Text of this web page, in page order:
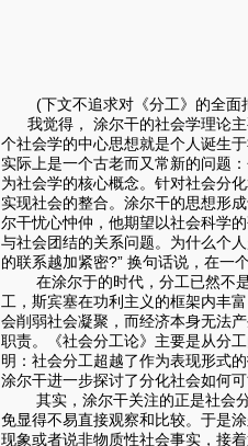
(下文不追求对《分工》的全面
我觉得， 涂尔干的社会学理论主
个社会学的中心思想就是个人诞生
实际上是一个古老而又常新的问题
为社会学的核心概念。针对社会分
实现社会的整合。涂尔干的思想形
尔干忧心忡仲，他期望以社会科学
与社会团结的关系问题。为什么个
的联系越加紧密?” 换句话说，在一
在涂尔于的时代，分工已然不是
工，斯宾塞在功利主义的框架内丰
会削弱社会凝聚，而经济本身无法
职责。《社会分工论》主要是从分
明：社会分工超越了作为表现形式
涂尔干进一步探讨了分化社会如何
其实，涂尔干关注的正是社会分
免显得不易直接观察和比较。于是
现象或者说非物质性社会事实，接